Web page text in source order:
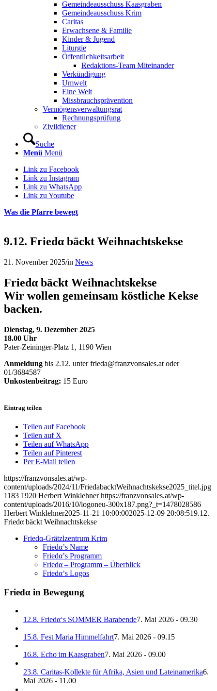
Gemeindeausschuss Kaasgraben
Gemeindeausschuss Krim
Caritas
Erwachsene & Familie
Kinder & Jugend
Liturgie
Öffentlichkeitsarbeit
Redaktions-Team Miteinander
Verkündigung
Umwelt
Eine Welt
Missbrauchsprävention
Vermögensverwaltungsrat
Rechnungsprüfung
Zivildiener
Suche
Menü Menü
Link zu Facebook
Link zu Instagram
Link zu WhatsApp
Link zu Youtube
Was die Pfarre bewegt
9.12. Friedα bäckt Weihnachtskekse
21. November 2025/in News
Friedαbäckt Weihnachtskekse
Wir wollen gemeinsam köstliche Kekse
backen.
Dienstag, 9. Dezember 2025
18.00 Uhr
Pater-Zeininger-Platz 1, 1190 Wien
Anmeldung bis 2.12. unter frieda@franzvonsales.at oder
01/3684587
Unkostenbeitrag: 15 Euro
Eintrag teilen
Teilen auf Facebook
Teilen auf X
Teilen auf WhatsApp
Teilen auf Pinterest
Per E-Mail teilen
https://franzvonsales.at/wp-
content/uploads/2024/11/FriedabacktWeihnachtskekse2025_titel.jpg
1183 1920 Herbert Winklehner https://franzvonsales.at/wp-
content/uploads/2016/10/logoneu-300x187.png?_t=1478028586
Herbert Winklehner2025-11-21 10:00:002025-12-09 20:08:519.12.
Friedα bäckt Weihnachtskekse
Friedα-Grätzlzentrum Krim
Friedα’s Name
Friedα’s Programm
Friedα – Programm – Überblick
Friedα’s Logos
Friedα in Bewegung
12.8. Friedα‘s SOMMER Barabende7. Mai 2026 - 09.30
15.8. Fest Maria Himmelfahrt7. Mai 2026 - 09.15
16.8. Echo im Kaasgraben7. Mai 2026 - 09.00
23.8. Caritas-Kollekte für Afrika, Asien und Lateinamerika6.
Mai 2026 - 11.00